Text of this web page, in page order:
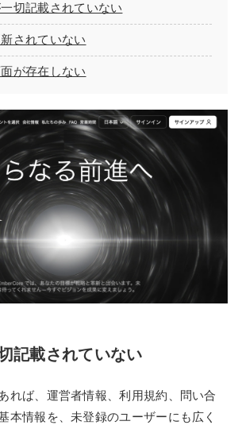
切記載されていない
されていない
が存在しない
記載されていない
れば、運営者情報、利用規約、問い合
本情報を、未登録のユーザーにも広く